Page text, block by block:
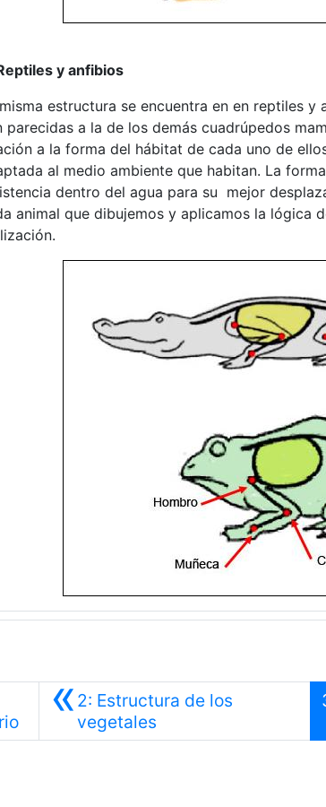
y anfibios
estructura se encuentra en en reptiles
parecidas a la de los demás cuadrúpedos
a la forma del hábitat de cada uno de
al medio ambiente que habitan. La
dentro del agua para su mejor
animal que dibujemos y aplicamos la lógica
«2: Estructura de los
vegetalesAnterior